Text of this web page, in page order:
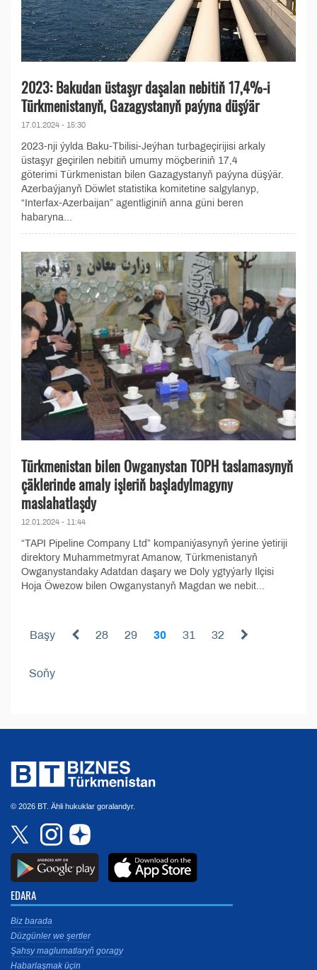
2023: Bakudan üstaşyr daşalan nebitiň 17,4%-i
Türkmenistanyň, Gazagystanyň paýyna düşýär
17.01.2024 - 15:30
2023-nji ýylda Baku-Tbilisi-Jeýhan turbageçirijisi arkaly
üstaşyr geçirilen nebitiň umumy möçberiniň 17,4
göterimi Türkmenistan bilen Gazagystanyň paýyna düşýär.
Azerbaýjanyň Döwlet statistika komitetine salgylanyp,
“Interfax-Azerbaijan” agentliginiň anna güni beren
habaryna...
Türkmenistan bilen Owganystan TOPH taslamasynyň
çäklerinde amaly işleriň başladylmagyny
maslahatlaşdy
12.01.2024 - 11:44
“TAPI Pipeline Company Ltd” kompaniýasynyň ýerine ýetiriji
direktory Muhammetmyrat Amanow, Türkmenistanyň
Owganystandaky Adatdan daşary we Doly ygtyýarly Ilçisi
Hoja Öwezow bilen Owganystanyň Magdan we nebit...
Başy 28 29 30 31 32
Soňy
© 2026 BT. Ähli hukuklar goralandyr.
EDARA
Biz barada
Düzgünler we şertler
Şahsy maglumatlaryň goragy
Habarlaşmak üçin